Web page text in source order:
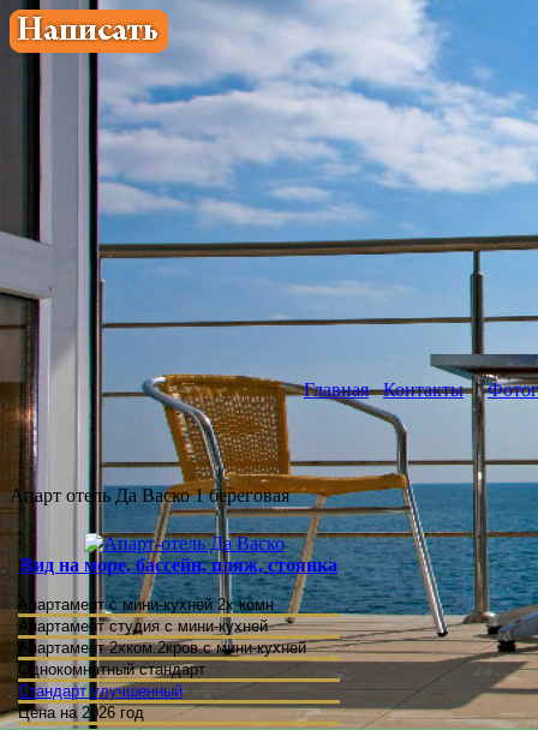
Главная Контакты
Апарт отель Да Васко 1 береговая
Вид на море, бассейн, пляж, стоянка
Апартамент с мини-кухней 2х комн
Апартамент студияс мини-кухней
Апартамент 2хком.2кров.с мини-кухней
Однокомнатный стандарт
Стандарт улучшенный
Цена на 2026 год